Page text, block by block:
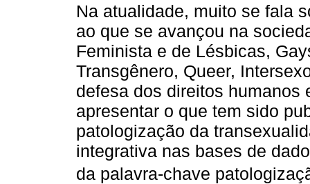
Na atualidade, muito se fala
ao que se avançou na
Feminista e de Lésbicas,
Transgênero, Queer,
defesa dos direitos
apresentar o que tem sido
patologização da
integrativa nas bases de
da palavra-chave